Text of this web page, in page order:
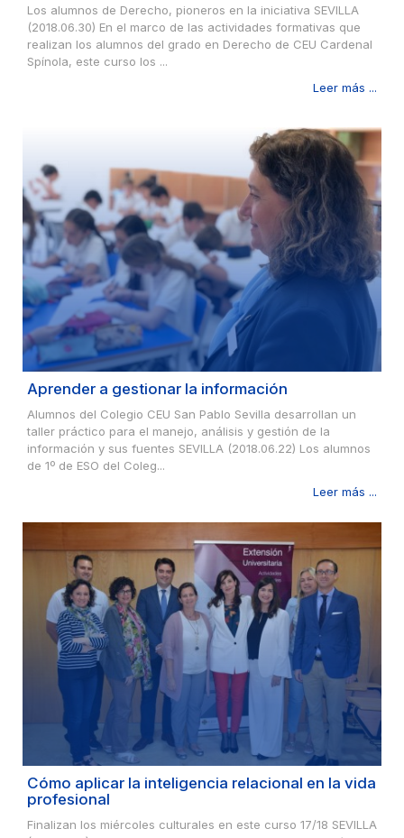
Los alumnos de Derecho, pioneros en la iniciativa SEVILLA
(2018.06.30) En el marco de las actividades formativas que
realizan los alumnos del grado en Derecho de CEU Cardenal
Spínola, este curso los ...
Leer más ...
Aprender a gestionar la información
Alumnos del Colegio CEU San Pablo Sevilla desarrollan un
taller práctico para el manejo, análisis y gestión de la
información y sus fuentes SEVILLA (2018.06.22) Los alumnos
de 1º de ESO del Coleg...
Leer más ...
Cómo aplicar la inteligencia relacional en la vida
profesional
Finalizan los miércoles culturales en este curso 17/18 SEVILLA